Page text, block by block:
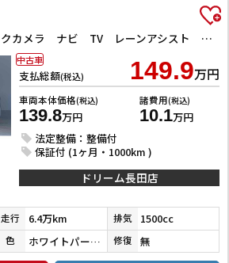
G クエロ ETC バックカメラ ナビ TV レーンアシスト 衝突被害軽減システム 両側電動スライドドア オートマチックハイビーム オートライト LEDヘッドランプ スマートキー アイドリングストップ
支払総額(税込) 149.9万円
車両本体価格(税込)
139.8万円
諸費用(税込)
10.1万円
法定整備：整備付
保証付 (1ヶ月・1000km )
中古車
ドリーム長田店
走行 6.4万km 排気 1500cc
色 ホワイトパールクリスタルシャイン 修復 無